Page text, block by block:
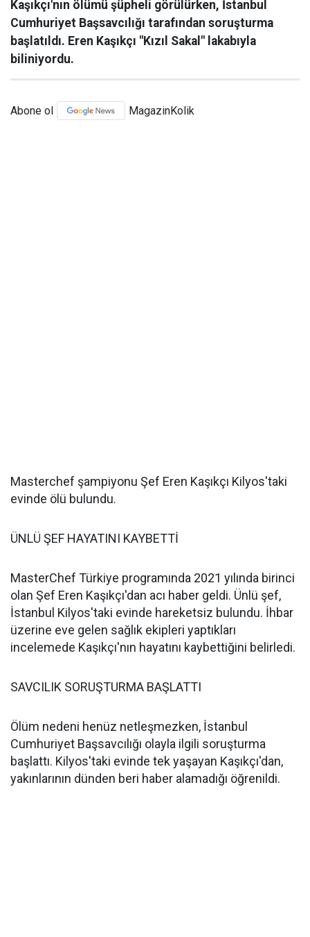
Kaşıkçı'nın ölümü şüpheli görülürken, İstanbul
Cumhuriyet Başsavcılığı tarafından soruşturma
başlatıldı. Eren Kaşıkçı "Kızıl Sakal" lakabıyla
biliniyordu.
Abone ol MagazinKolik
Masterchef şampiyonu Şef Eren Kaşıkçı Kilyos'taki
evinde ölü bulundu.
ÜNLÜ ŞEF HAYATINI KAYBETTİ
MasterChef Türkiye programında 2021 yılında birinci
olan Şef Eren Kaşıkçı'dan acı haber geldi. Ünlü şef,
İstanbul Kilyos'taki evinde hareketsiz bulundu. İhbar
üzerine eve gelen sağlık ekipleri yaptıkları
incelemede Kaşıkçı'nın hayatını kaybettiğini belirledi.
SAVCILIK SORUŞTURMA BAŞLATTI
Ölüm nedeni henüz netleşmezken, İstanbul
Cumhuriyet Başsavcılığı olayla ilgili soruşturma
başlattı. Kilyos'taki evinde tek yaşayan Kaşıkçı'dan,
yakınlarının dünden beri haber alamadığı öğrenildi.